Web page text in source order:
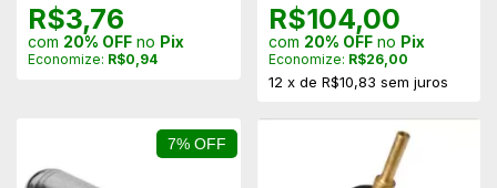
R$3,76
com 20% OFF no Pix
Economize: R$0,94
R$104,00
com 20% OFFno Pix
Economize: R$26,00
12 x de R$10,83 sem juros
7% OFF